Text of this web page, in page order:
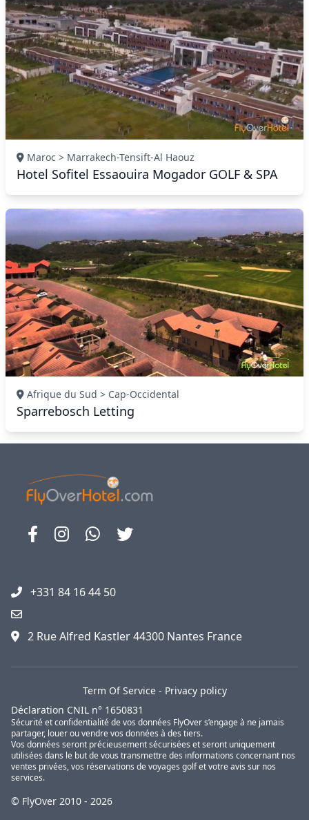
Maroc > Marrakech-Tensift-Al Haouz
Hotel Sofitel Essaouira Mogador GOLF & SPA
Afrique du Sud > Cap-Occidental
Sparrebosch Letting
+331 84 16 44 50
2 Rue Alfred Kastler 44300 Nantes France
Term Of Service- Privacy policy
Déclaration CNIL n° 1650831
Sécurité et confidentialité de vos données FlyOver s’engage à ne jamais
partager, louer ou vendre vos données à des tiers.
Vos données seront précieusement sécurisées et seront uniquement
utilisées dans le but de vous transmettre des informations concernant nos
ventes privées, vos réservations de voyages golf et votre avis sur nos
services.
© FlyOver 2010 - 2026